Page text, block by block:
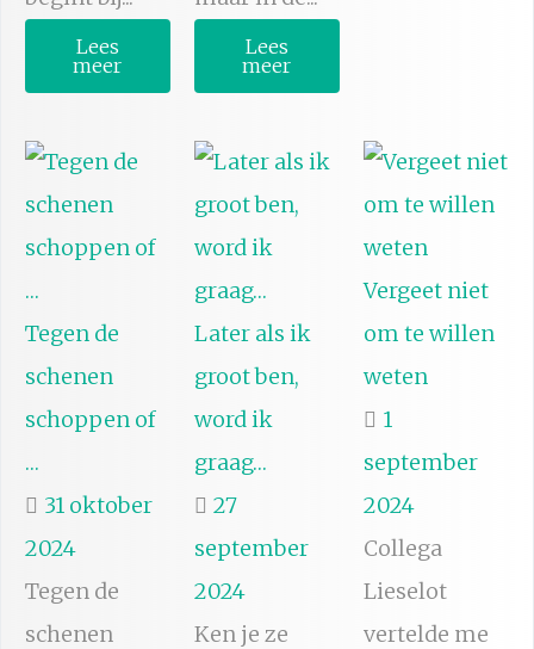
Lees
meer
Lees
meer
Tegen de
schenen
schoppen of
…
31 oktober
2024
Tegen de
schenen
Later als ik
groot ben,
word ik
graag…
27
september
2024
Ken je ze
Vergeet niet
om te willen
weten
1
september
2024
Collega
Lieselot
vertelde me